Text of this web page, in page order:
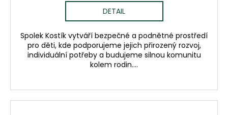
DETAIL
Spolek Kostík vytváří bezpečné a podnětné prostředí
pro děti, kde podporujeme jejich přirozený rozvoj,
individuální potřeby a budujeme silnou komunitu
kolem rodin....